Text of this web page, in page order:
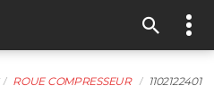
ROUE COMPRESSEUR 1102122401